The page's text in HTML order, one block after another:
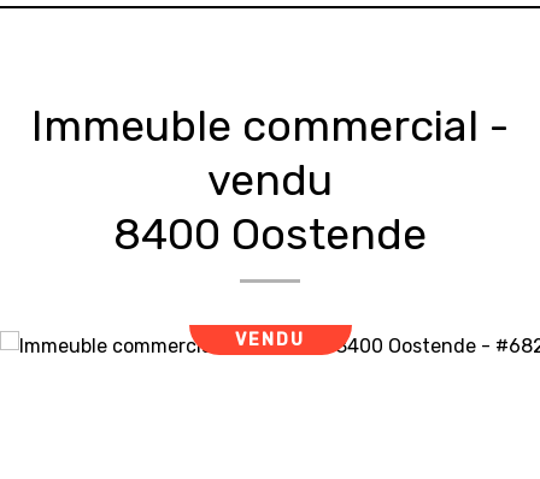
Immeuble commercial -
vendu
8400 Oostende
VENDU